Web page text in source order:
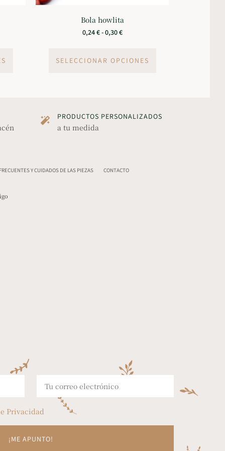
Bola howlita
0,24€-0,30€
SELECCIONAR OPCIONES
PRODUCTOS PERSONALIZADOS
a tu medida
Y CUIDADOS DE LAS PIEZAS CONTACTO
Privacidad
¡ME APUNTO!